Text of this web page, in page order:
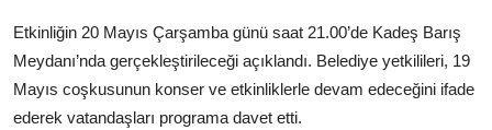
Etkinliğin 20 Mayıs Çarşamba günü saat 21.00’de Kadeş Barış
Meydanı’nda gerçekleştirileceği açıklandı. Belediye yetkilileri, 19
Mayıs coşkusunun konser ve etkinliklerle devam edeceğini ifade
ederek vatandaşları programa davet etti.